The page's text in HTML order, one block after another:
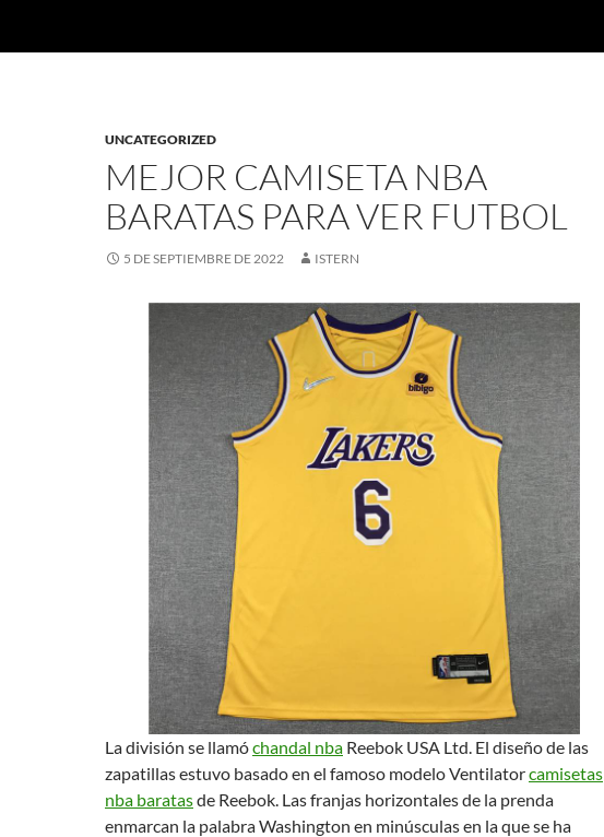
UNCATEGORIZED
MEJOR CAMISETA NBA
BARATAS PARA VER FUTBOL
5 DE SEPTIEMBRE DE 2022 ISTERN
La división se llamóchandal nba Reebok USA Ltd. El diseño de las
zapatillas estuvo basado en el famoso modelo Ventilatorcamisetas
nba baratasde Reebok. Las franjas horizontales de la prenda
enmarcan la palabra Washington en minúsculas en la que se ha